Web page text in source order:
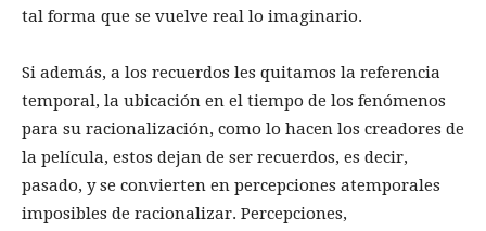
tal forma que se vuelve real lo imaginario.
Si además, a los recuerdos les quitamos la referencia
temporal, la ubicación en el tiempo de los fenómenos
para su racionalización, como lo hacen los creadores de
la película, estos dejan de ser recuerdos, es decir,
pasado, y se convierten en percepciones atemporales
imposibles de racionalizar. Percepciones,